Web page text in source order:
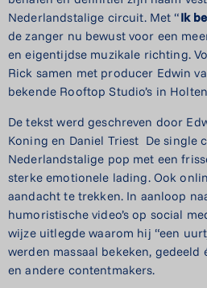
Nederlandstalige circuit. Met “Ik
de zanger nu bewust voor een
en eigentijdse muzikale richting.
Rick samen met producer Edwin
bekende Rooftop Studio’s in
De tekst werd geschreven door
Koning en Daniel Triest De single
Nederlandstalige pop met een
sterke emotionele lading. Ook
aandacht te trekken. In aanloop
humoristische video’s op social
wijze uitlegde waarom hij “een
werden massaal bekeken,
en andere contentmakers.